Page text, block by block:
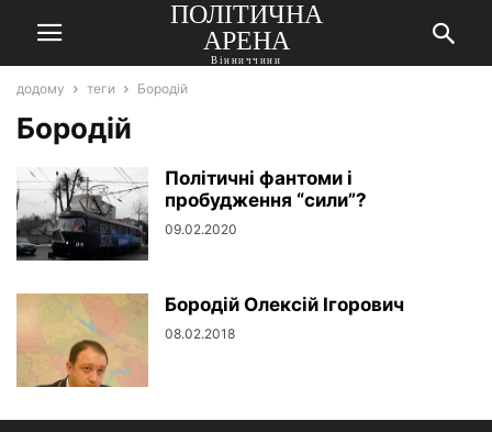
ПОЛІТИЧНА
АРЕНА
Вінниччини
додому теги Бородій
Бородій
Політичні фантоми і
пробудження “сили”?
09.02.2020
Бородій Олексій Ігорович
08.02.2018